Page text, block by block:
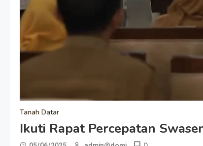
Tanah Datar
Ikuti Rapat Percepatan